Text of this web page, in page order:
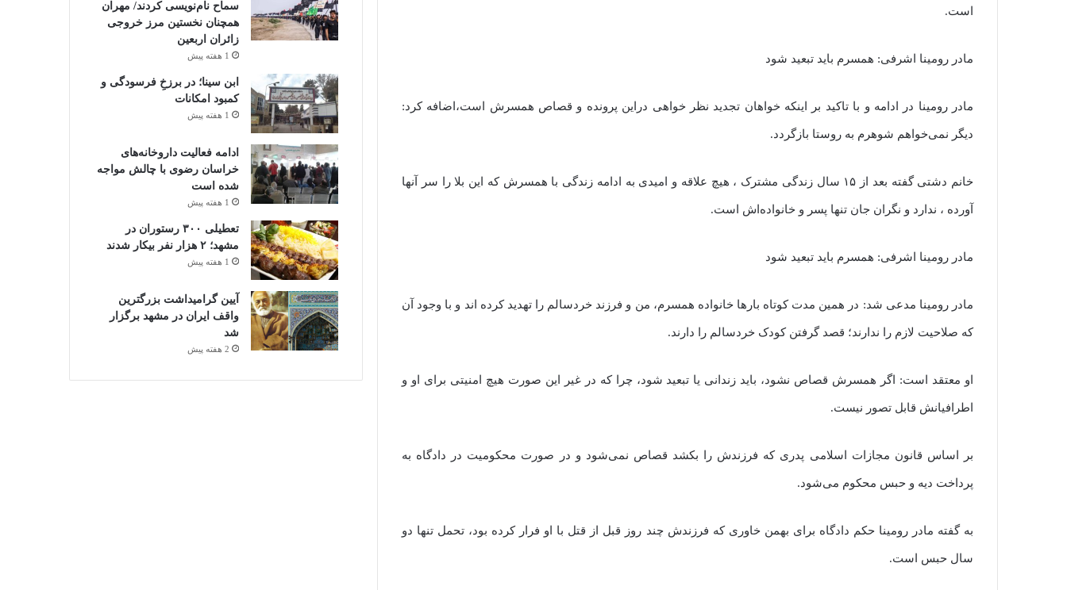
است.
مادر رومینا اشرفی: همسرم باید تبعید شود
مادر رومینا در ادامه و با تاکید بر اینکه خواهان تجدید نظر خواهی دراین پرونده و قصاص همسرش است،اضافه کرد:
دیگر نمی‌خواهم شوهرم به روستا بازگردد.
خانم دشتی گفته بعد از ۱۵ سال زندگی مشترک ، هیچ علاقه و امیدی به ادامه زندگی با همسرش که این بلا را سر آنها
آورده ، ندارد و نگران جان تنها پسر و خانواده‌اش است.
مادر رومینا اشرفی: همسرم باید تبعید شود
مادر رومینا مدعی شد: در همین مدت کوتاه بارها خانواده همسرم، من و فرزند خردسالم را تهدید کرده اند و با وجود آن
که صلاحیت لازم را ندارند؛ قصد گرفتن کودک خردسالم را دارند.
او معتقد است: اگر همسرش قصاص نشود، باید زندانی یا تبعید شود، چرا که در غیر این صورت هیچ امنیتی برای او و
اطرافیانش قابل تصور نیست.
بر اساس قانون مجازات اسلامی پدری که فرزندش را بکشد قصاص نمی‌شود و در صورت محکومیت در دادگاه به
پرداخت دیه و حبس محکوم می‌شود.
به گفته مادر رومینا حکم دادگاه برای بهمن خاوری که فرزندش چند روز قبل از قتل با او فرار کرده بود، تحمل تنها دو
سال حبس است.
سماح نام‌نویسی کردند/ مهران
همچنان نخستین مرز خروجی
زائران اربعین
1 هفته پیش
ابن سینا؛ در برزخِ فرسودگی و
کمبود امکانات
1 هفته پیش
ادامه فعالیت داروخانه‌های
خراسان رضوی با چالش مواجه
شده است
1 هفته پیش
تعطیلی ۳۰۰ رستوران در
مشهد؛ ۲ هزار نفر بیکار شدند
1 هفته پیش
آیین گرامیداشت بزرگترین
واقف ایران در مشهد برگزار
شد
2 هفته پیش